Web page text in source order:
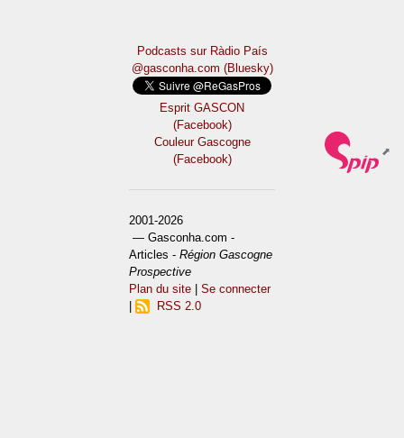
Podcasts sur Ràdio País
@gasconha.com (Bluesky)
Esprit GASCON
(Facebook)
Couleur Gascogne
(Facebook)
2001-2026
— Gasconha.com -
Articles -Région Gascogne
Prospective
Plan du site |Se connecter
RSS 2.0